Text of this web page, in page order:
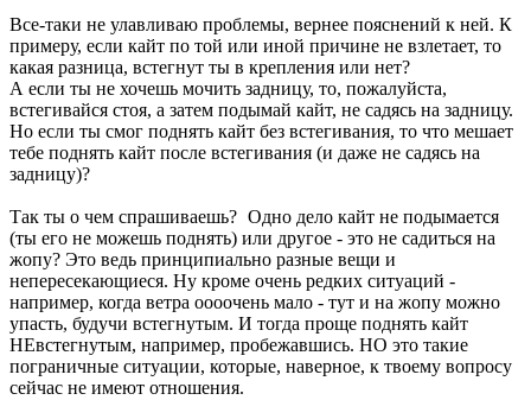
Все-таки не улавливаю проблемы, вернее пояснений к ней. К
примеру, если кайт по той или иной причине не взлетает, то
какая разница, встегнут ты в крепления или нет?
А если ты не хочешь мочить задницу, то, пожалуйста,
встегивайся стоя, а затем подымай кайт, не садясь на задницу.
Но если ты смог поднять кайт без встегивания, то что мешает
тебе поднять кайт после встегивания (и даже не садясь на
задницу)?
Так ты о чем спрашиваешь? Одно дело кайт не подымается
(ты его не можешь поднять) или другое - это не садиться на
жопу? Это ведь принципиально разные вещи и
непересекающиеся. Ну кроме очень редких ситуаций -
например, когда ветра оооочень мало - тут и на жопу можно
упасть, будучи встегнутым. И тогда проще поднять кайт
НЕвстегнутым, например, пробежавшись. НО это такие
пограничные ситуации, которые, наверное, к твоему вопросу
сейчас не имеют отношения.